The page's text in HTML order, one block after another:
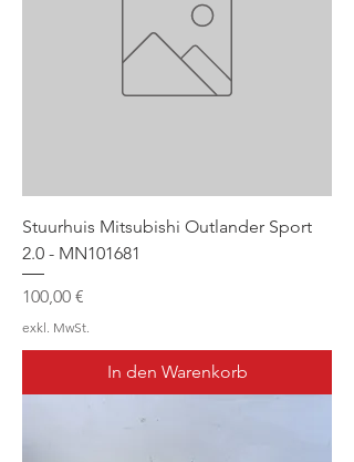
Stuurhuis Mitsubishi Outlander Sport
2.0 - MN101681
Preis
100,00 €
exkl. MwSt.
In den Warenkorb